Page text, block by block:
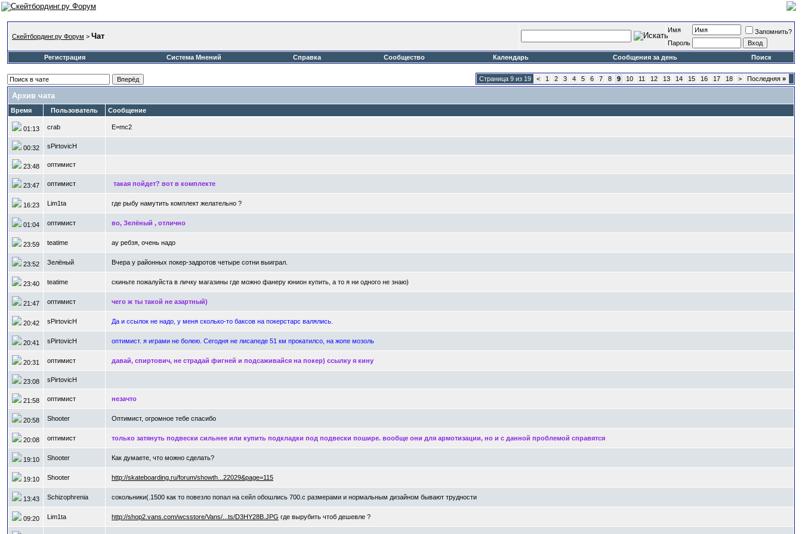
Скейтбординг.ру Форум > Чат
Имя
Запомнить?
Пароль
Регистрация
Система Мнений Справка Сообщество Календарь Сообщения за день Поиск
Страница 9 из 19 < 1 2 3 4 5 6 7 8 9 10 11 12 13 14 15 16 17 18 > Последняя »
Архив чата
Время Пользователь Сообщение
01:13 crab E=mc2
00:32 sPirtovicH
23:48 оптимист
23:47 оптимист такая пойдет? вот в комплекте
16:23 Lim1ta где рыбу намутить комплект желательно ?
01:04 оптимист во, Зелёный , отлично
23:59 teatime ау ребзя, очень надо
23:52 Зелёный Вчера у районных покер-задротов четыре сотни выиграл.
23:40 teatime скиньте пожалуйста в личку магазины где можно фанеру юнион купить, а то я ни одного не знаю)
21:47 оптимист чего ж ты такой не азартный)
20:42 sPirtovicH Да и ссылок не надо, у меня сколько-то баксов на покерстарс валялись.
20:41 sPirtovicH оптимист. я играми не болею. Сегодня не лисапеде 51 км прокатилсо, на жопе мозоль
20:31 оптимист давай, спиртович, не страдай фигней и подсаживайся на покер) ссылку я кину
23:08 sPirtovicH
21:58 оптимист незачто
20:58 Shooter Оптимист, огромное тебе спасибо
20:08 оптимист только затянуть подвески сильнее или купить подкладки под подвески пошире. вообще они для армотизации, но и с данной проблемой справятся
19:10 Shooter Как думаете, что можно сделать?
19:10 Shooter http://skateboarding.ru/forum/showth...22029&page=115
13:43 Schizophrenia сокольники(.1500 как то повезло попал на сейл обошлись 700.с размерами и нормальным дизайном бывают трудности
09:20 Lim1ta http://shop2.vans.com/wcsstore/Vans/...ts/D3HY28B.JPG где вырубить чтоб дешевле ?